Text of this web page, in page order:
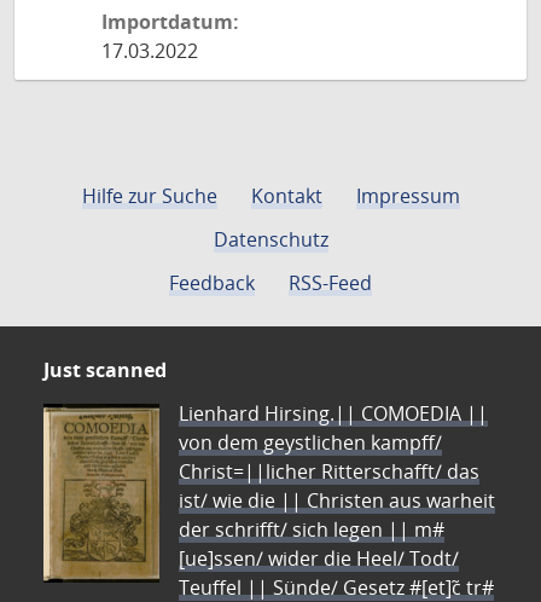
Importdatum:
17.03.2022
Hilfe zur Suche Kontakt
Impressum
Datenschutz
Feedback
RSS-Feed
Just scanned
Lienhard Hirsing.|| COMOEDIA ||
von dem geystlichen kampff/
Christ=||licher Ritterschafft/ das
ist/ wie die || Christen aus warheit
der schrifft/ sich legen || m#
[ue]ssen/ wider die Heel/ Todt/
Teuffel || Sünde/ Gesetz #[et]c̃ tr#